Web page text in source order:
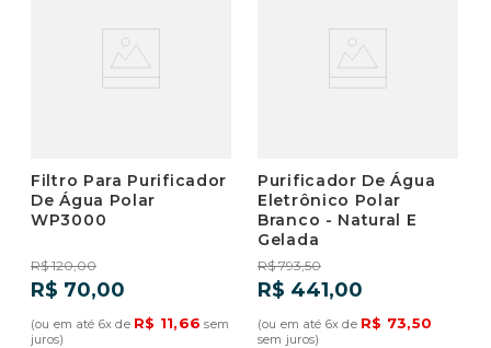
Filtro Para Purificador
De Água Polar
WP3000
R$ 120,00
R$ 70,00
(ou em até 6x de R$ 11,66 sem
juros)
Purificador De Água
Eletrônico Polar
Branco - Natural E
Gelada
R$ 793,50
R$ 441,00
(ou em até 6x de R$ 73,50
sem juros)